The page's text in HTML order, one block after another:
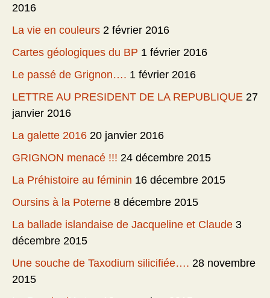
2016
La vie en couleurs 2 février 2016
Cartes géologiques du BP 1 février 2016
Le passé de Grignon…. 1 février 2016
LETTRE AU PRESIDENT DE LA REPUBLIQUE 27
janvier 2016
La galette 2016 20 janvier 2016
GRIGNON menacé !!! 24 décembre 2015
La Préhistoire au féminin 16 décembre 2015
Oursins à la Poterne 8 décembre 2015
La ballade islandaise de Jacqueline et Claude 3
décembre 2015
Une souche de Taxodium silicifiée…. 28 novembre
2015